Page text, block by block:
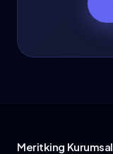
Meritking Kurumsal